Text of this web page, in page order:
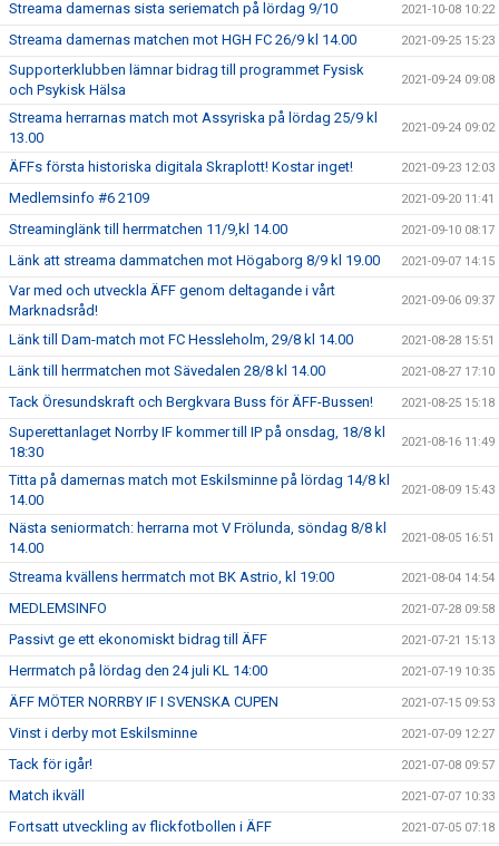
Streama damernas sista seriematch på lördag 9/10 2021-10-08 10:22
Streama damernas matchen mot HGH FC 26/9 kl 14.00 2021-09-25 15:23
Supporterklubben lämnar bidrag till programmet Fysisk
och Psykisk Hälsa
2021-09-24 09:08
Streama herrarnas match mot Assyriska på lördag 25/9 kl
13.00
2021-09-24 09:02
ÄFFs första historiska digitala Skraplott! Kostar inget! 2021-09-23 12:03
Medlemsinfo #6 2109 2021-09-20 11:41
Streaminglänk till herrmatchen 11/9,kl 14.00 2021-09-10 08:17
Länk att streama dammatchen mot Högaborg 8/9 kl 19.00 2021-09-07 14:15
Var med och utveckla ÄFF genom deltagande i vårt
Marknadsråd!
2021-09-06 09:37
Länk till Dam-match mot FC Hessleholm, 29/8 kl 14.00 2021-08-28 15:51
Länk till herrmatchen mot Sävedalen 28/8 kl 14.00 2021-08-27 17:10
Tack Öresundskraft och Bergkvara Buss för ÄFF-Bussen! 2021-08-25 15:18
Superettanlaget Norrby IF kommer till IP på onsdag, 18/8 kl
18:30
2021-08-16 11:49
Titta på damernas match mot Eskilsminne på lördag 14/8 kl
14.00
2021-08-09 15:43
Nästa seniormatch: herrarna mot V Frölunda, söndag 8/8 kl
14.00
2021-08-05 16:51
Streama kvällens herrmatch mot BK Astrio, kl 19:00 2021-08-04 14:54
MEDLEMSINFO 2021-07-28 09:58
Passivt ge ett ekonomiskt bidrag till ÄFF 2021-07-21 15:13
Herrmatch på lördag den 24 juli KL 14:00 2021-07-19 10:35
ÄFF MÖTER NORRBY IF I SVENSKA CUPEN 2021-07-15 09:53
Vinst i derby mot Eskilsminne 2021-07-09 12:27
Tack för igår! 2021-07-08 09:57
Match ikväll 2021-07-07 10:33
Fortsatt utveckling av flickfotbollen i ÄFF 2021-07-05 07:18